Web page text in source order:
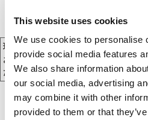
This website uses cookies
We use cookies to personalise
provide social media features
We also share information
our social media, advertising
may combine it with other
provided to them or that
現在、カートには商品が入っておりま
お買い物を続けるには下の 「お買い
ださい。